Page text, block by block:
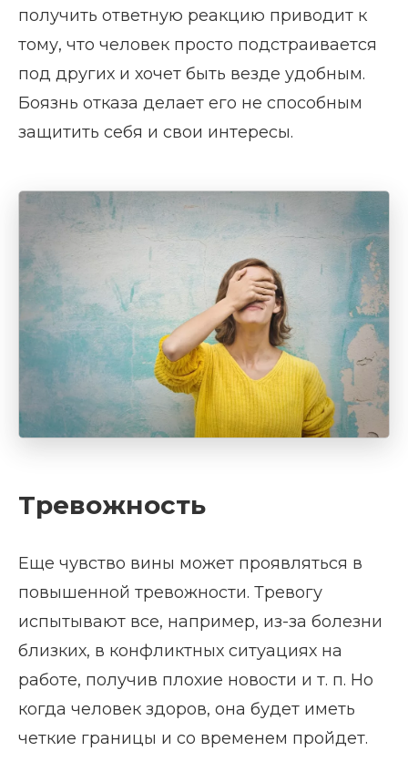
получить ответную реакцию приводит к
тому, что человек просто подстраивается
под других и хочет быть везде удобным.
Боязнь отказа делает его не способным
защитить себя и свои интересы.
Тревожность
Еще чувство вины может проявляться в
повышенной тревожности. Тревогу
испытывают все, например, из-за болезни
близких, в конфликтных ситуациях на
работе, получив плохие новости и т. п. Но
когда человек здоров, она будет иметь
четкие границы и со временем пройдет.